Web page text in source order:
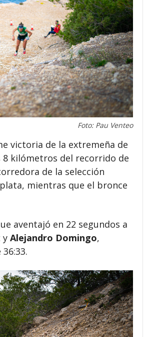
Foto: Pau Venteo
victoria de la extremeña de
kilómetros del recorrido de
de la selección
mientras que el bronce
aventajó en 22 segundos a
y Alejandro Domingo,